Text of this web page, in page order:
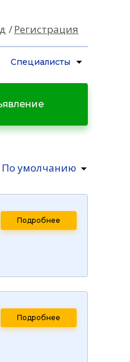
Регистрация
Специалисты
По умолчанию
Подробнее
Подробнее